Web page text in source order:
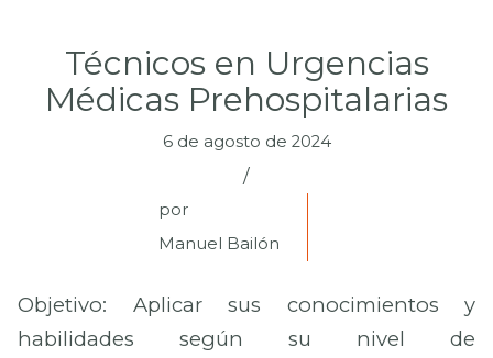
Técnicos en Urgencias
Médicas Prehospitalarias
6 de agosto de 2024
/
por
Manuel Bailón
Objetivo: Aplicar sus conocimientos y
habilidades según su nivel de